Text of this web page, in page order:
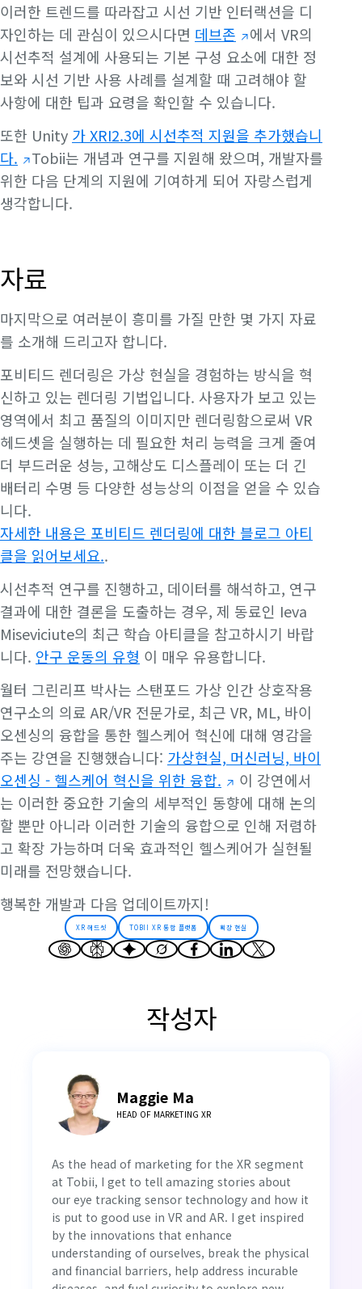
이러한 트렌드를 따라잡고 시선 기반 인터랙션을 디
자인하는 데 관심이 있으시다면 데브존
에서 VR의
시선추적 설계에 사용되는 기본 구성 요소에 대한 정
보와 시선 기반 사용 사례를 설계할 때 고려해야 할
사항에 대한 팁과 요령을 확인할 수 있습니다.
또한 Unity 가 XRI2.3에 시선추적 지원을 추가했습니
다.
Tobii는 개념과 연구를 지원해 왔으며, 개발자를
위한 다음 단계의 지원에 기여하게 되어 자랑스럽게
생각합니다.
자료
마지막으로 여러분이 흥미를 가질 만한 몇 가지 자료
를 소개해 드리고자 합니다.
포비티드 렌더링은 가상 현실을 경험하는 방식을 혁
신하고 있는 렌더링 기법입니다. 사용자가 보고 있는
영역에서 최고 품질의 이미지만 렌더링함으로써 VR
헤드셋을 실행하는 데 필요한 처리 능력을 크게 줄여
더 부드러운 성능, 고해상도 디스플레이 또는 더 긴
배터리 수명 등 다양한 성능상의 이점을 얻을 수 있습
니다.
자세한 내용은 포비티드 렌더링에 대한 블로그 아티
클을 읽어보세요..
시선추적 연구를 진행하고, 데이터를 해석하고, 연구
결과에 대한 결론을 도출하는 경우, 제 동료인 Ieva
Miseviciute의 최근 학습 아티클을 참고하시기 바랍
니다. 안구 운동의 유형 이 매우 유용합니다.
월터 그린리프 박사는 스탠포드 가상 인간 상호작용
연구소의 의료 AR/VR 전문가로, 최근 VR, ML, 바이
오센싱의 융합을 통한 헬스케어 혁신에 대해 영감을
주는 강연을 진행했습니다: 가상현실, 머신러닝, 바이
오센싱 - 헬스케어 혁신을 위한 융합.
이 강연에서
는 이러한 중요한 기술의 세부적인 동향에 대해 논의
할 뿐만 아니라 이러한 기술의 융합으로 인해 저렴하
고 확장 가능하며 더욱 효과적인 헬스케어가 실현될
미래를 전망했습니다.
행복한 개발과 다음 업데이트까지!
XR 헤드셋 TOBII XR 통합 플랫폼 확장 현실
작성자
Maggie Ma
HEAD OF MARKETING XR
As the head of marketing for the XR segment
at Tobii, I get to tell amazing stories about
our eye tracking sensor technology and how it
is put to good use in VR and AR. I get inspired
by the innovations that enhance
understanding of ourselves, break the physical
and financial barriers, help address incurable